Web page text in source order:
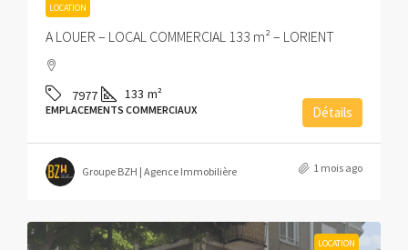
LOCATION
A LOUER – LOCAL COMMERCIAL 133 m² – LORIENT
7977 133 m²
EMPLACEMENTS COMMERCIAUX Détails
Groupe BZH | Agence Immobilière 1 mois ago
LOCATION